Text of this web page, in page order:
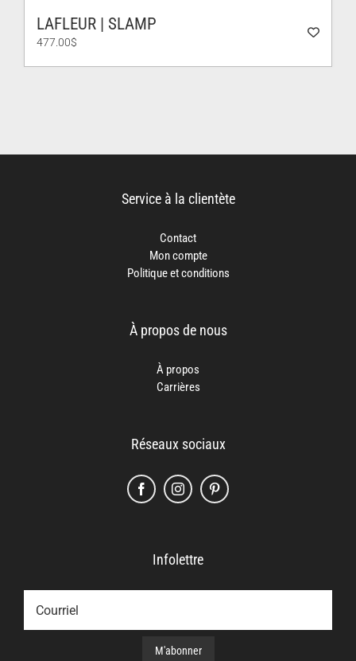
LAFLEUR | SLAMP
477.00$
Service à la clientète
Contact
Mon compte
Politique et conditions
À propos de nous
À propos
Carrières
Réseaux sociaux
Infolettre